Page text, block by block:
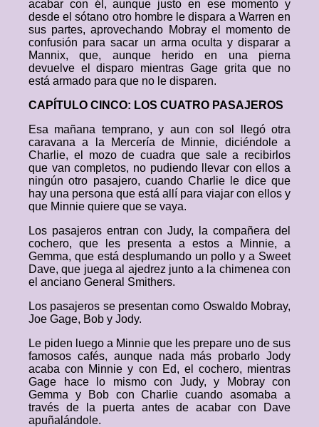
acabar con él, aunque justo en ese momento y
desde el sótano otro hombre le dispara a Warren en
sus partes, aprovechando Mobray el momento de
confusión para sacar un arma oculta y disparar a
Mannix, que, aunque herido en una pierna
devuelve el disparo mientras Gage grita que no
está armado para que no le disparen.
CAPÍTULO CINCO: LOS CUATRO PASAJEROS
Esa mañana temprano, y aun con sol llegó otra
caravana a la Mercería de Minnie, diciéndole a
Charlie, el mozo de cuadra que sale a recibirlos
que van completos, no pudiendo llevar con ellos a
ningún otro pasajero, cuando Charlie le dice que
hay una persona que está allí para viajar con ellos y
que Minnie quiere que se vaya.
Los pasajeros entran con Judy, la compañera del
cochero, que les presenta a estos a Minnie, a
Gemma, que está desplumando un pollo y a Sweet
Dave, que juega al ajedrez junto a la chimenea con
el anciano General Smithers.
Los pasajeros se presentan como Oswaldo Mobray,
Joe Gage, Bob y Jody.
Le piden luego a Minnie que les prepare uno de sus
famosos cafés, aunque nada más probarlo Jody
acaba con Minnie y con Ed, el cochero, mientras
Gage hace lo mismo con Judy, y Mobray con
Gemma y Bob con Charlie cuando asomaba a
través de la puerta antes de acabar con Dave
apuñalándole.